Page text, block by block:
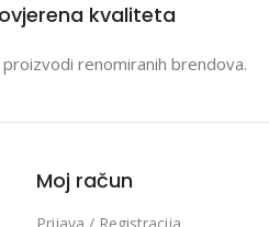
kvaliteta
renomiranih brendova.
Moj račun